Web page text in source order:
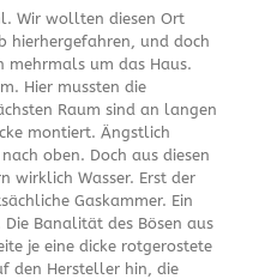
Wir wollten diesen Ort
hierhergefahren, und doch
mehrmals um das Haus.
Hier mussten die
Raum sind an langen
montiert. Ängstlich
oben. Doch aus diesen
wirklich Wasser. Erst der
Gaskammer. Ein
Banalität des Bösen aus
je eine dicke rotgerostete
den Hersteller hin, die